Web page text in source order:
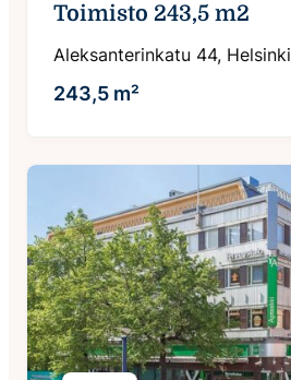
Toimisto 243,5 m2
Aleksanterinkatu 44, Helsinki
243,5 m²